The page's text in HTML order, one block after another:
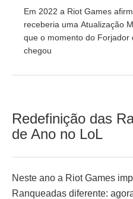
Em 2022 a Riot Games
receberia uma Atualização
que o momento do Forjador
chegou
Redefinição das
de Ano no LoL
Neste ano a Riot Games
Ranqueadas diferente: